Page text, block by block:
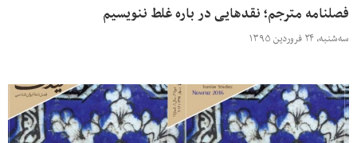
فصلنامه مترجم؛ نقدهایی در باره غلط ننویسیم
سه‌شنبه، ۲۴ فروردین ۱۳۹۵